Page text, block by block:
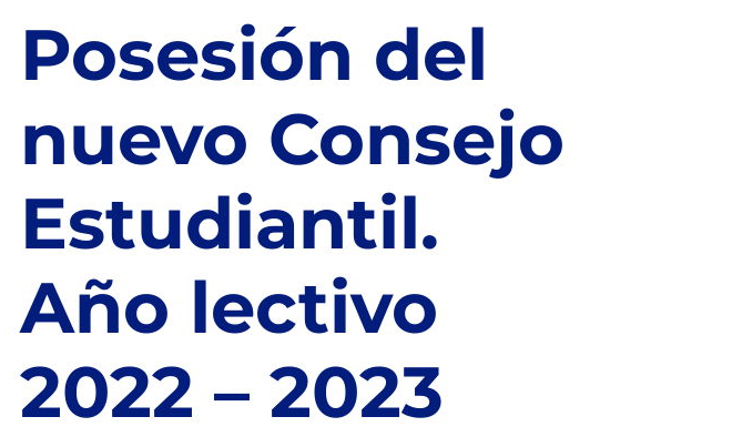
Posesión del
nuevo Consejo
Estudiantil.
Año lectivo
2022 – 2023